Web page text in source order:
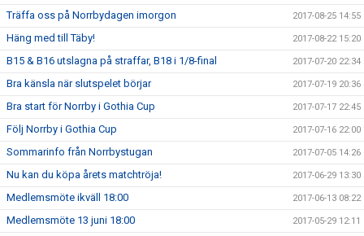
Träffa oss på Norrbydagen imorgon 2017-08-25 14:55
Häng med till Täby! 2017-08-22 15:20
B15 & B16 utslagna på straffar, B18 i 1/8-final 2017-07-20 22:34
Bra känsla när slutspelet börjar 2017-07-19 20:36
Bra start för Norrby i Gothia Cup 2017-07-17 22:45
Följ Norrby i Gothia Cup 2017-07-16 22:00
Sommarinfo från Norrbystugan 2017-07-05 14:26
Nu kan du köpa årets matchtröja! 2017-06-29 13:30
Medlemsmöte ikväll 18:00 2017-06-13 08:22
Medlemsmöte 13 juni 18:00 2017-05-29 12:11